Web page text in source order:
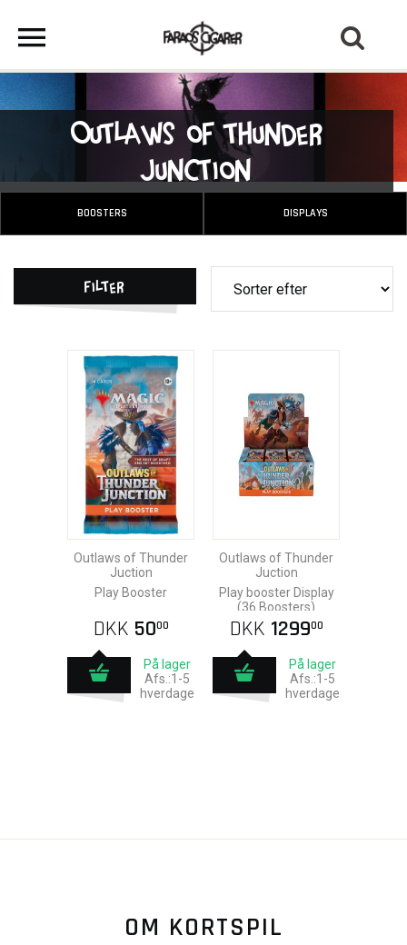
Outlaws of Thunder
Junction
BOOSTERS DISPLAYS
Filter
Outlaws of Thunder
Juction
Play Booster
DKK 5000
På lager
Afs.:1-5
hverdage
Outlaws of Thunder
Juction
Play booster Display
(36 Boosters)
DKK 129900
På lager
Afs.:1-5
hverdage
OM KORTSPIL